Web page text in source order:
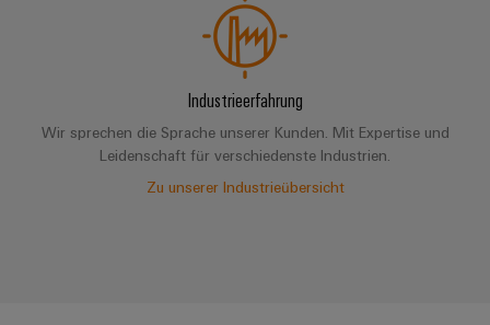
Industrieerfahrung
Wir sprechen die Sprache unserer Kunden. Mit Expertise und
Leidenschaft für verschiedenste Industrien.
Zu unserer Industrieübersicht